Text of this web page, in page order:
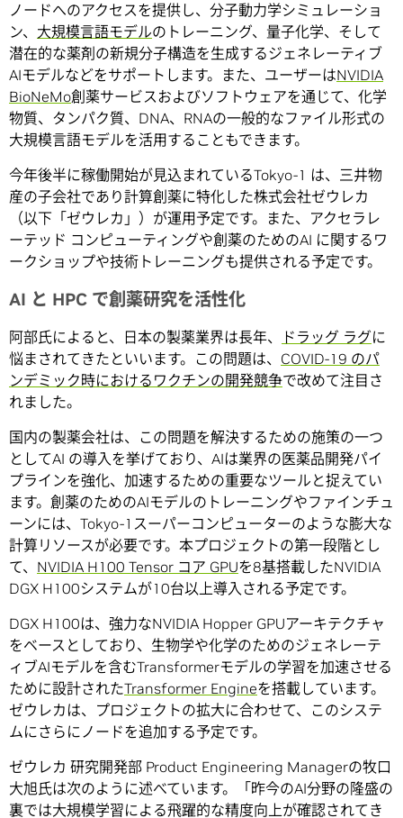
ノードへのアクセスを提供し、分子動力学シミュレーショ
ン、 大規模言語モデルのトレーニング、量子化学、そして
潜在的な薬剤の新規分子構造を生成するジェネレーティブ
AIモデルなどをサポートします。また、ユーザーはNVIDIA
BioNeMo創薬サービスおよびソフトウェアを通じて、化学
物質、タンパク質、DNA、RNAの一般的なファイル形式の
大規模言語モデルを活用することもできます。
今年後半に稼働開始が見込まれているTokyo-1 は、三井物
産の子会社であり計算創薬に特化した株式会社ゼウレカ
（以下「ゼウレカ」）が運用予定です。また、アクセラレ
ーテッド コンピューティングや創薬のためのAI に関するワ
ークショップや技術トレーニングも提供される予定です。
AI と HPC で創薬研究を活性化
阿部氏によると、日本の製薬業界は長年、 ドラッグ ラグに
悩まされてきたといいます。この問題は、 COVID-19 のパ
ンデミック時におけるワクチンの開発競争で改めて注目さ
れました。
国内の製薬会社は、この問題を解決するための施策の一つ
としてAI の導入を挙げており、AIは業界の医薬品開発パイ
プラインを強化、加速するための重要なツールと捉えてい
ます。創薬のためのAIモデルのトレーニングやファインチュ
ーンには、Tokyo-1スーパーコンピューターのような膨大な
計算リソースが必要です。本プロジェクトの第一段階とし
て、 NVIDIA H100 Tensor コア GPUを8基搭載したNVIDIA
DGX H100システムが10台以上導入される予定です。
DGX H100は、強力なNVIDIA Hopper GPUアーキテクチャ
をベースとしており、生物学や化学のためのジェネレーテ
ィブAIモデルを含むTransformerモデルの学習を加速させる
ために設計されたTransformer Engineを搭載しています。
ゼウレカは、プロジェクトの拡大に合わせて、このシステ
ムにさらにノードを追加する予定です。
ゼウレカ 研究開発部 Product Engineering Managerの牧口
大旭氏は次のように述べています。「昨今のAI分野の隆盛の
裏では大規模学習による飛躍的な精度向上が確認されてき